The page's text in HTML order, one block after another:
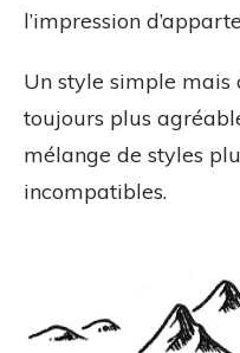
l’impression
Un style simple mais
toujours plus
mélange de styles
incompatibles.